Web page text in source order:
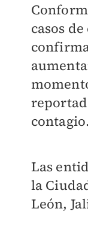
casos
contagio.
Las
la
León,